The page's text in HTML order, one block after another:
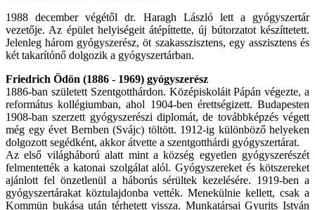
1988 december végétől dr. Haragh László lett a gyógyszertár
vezetője. Az épület helyiségeit átépíttette, új bútorzatot készíttetett.
Jelenleg három gyógyszerész, öt szakasszisztens, egy asszisztens és
két takarítónő dolgozik a gyógyszertárban.
Friedrich Ödön (1886 - 1969) gyógyszerész
1886-ban született Szentgotthárdon. Középiskoláit Pápán végezte, a
református kollégiumban, ahol 1904-ben érettségizett. Budapesten
1908-ban szerzett gyógyszerészi diplomát, de továbbképzés végett
még egy évet Bernben (Svájc) töltött. 1912-ig különböző helyeken
dolgozott segédként, akkor átvette a szentgotthárdi gyógyszertárat.
Az első világháború alatt mint a község egyetlen gyógyszerészét
felmentették a katonai szolgálat alól. Gyógyszereket és kötszereket
ajánlott fel önzetlenül a háborús sérültek kezelésére. 1919-ben a
gyógyszertárakat köztulajdonba vették. Menekülnie kellett, csak a
Kommün bukása után térhetett vissza. Munkatársai Gyurits István